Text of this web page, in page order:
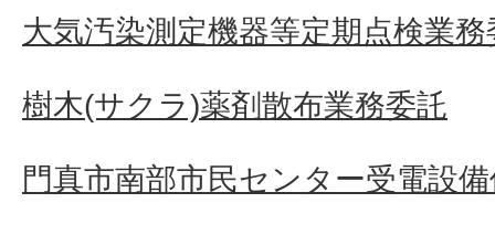
大気汚染測定機器等定期点検業務
樹木(サクラ)薬剤散布業務委託
門真市南部市民センター受電設